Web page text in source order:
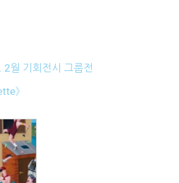
월 기회전시 그룹전
》